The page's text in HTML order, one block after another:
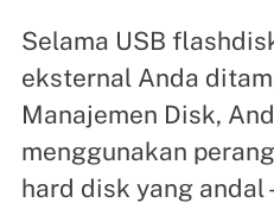
Selama USB
eksternal Anda
Manajemen Disk,
menggunakan
hard disk yang andal